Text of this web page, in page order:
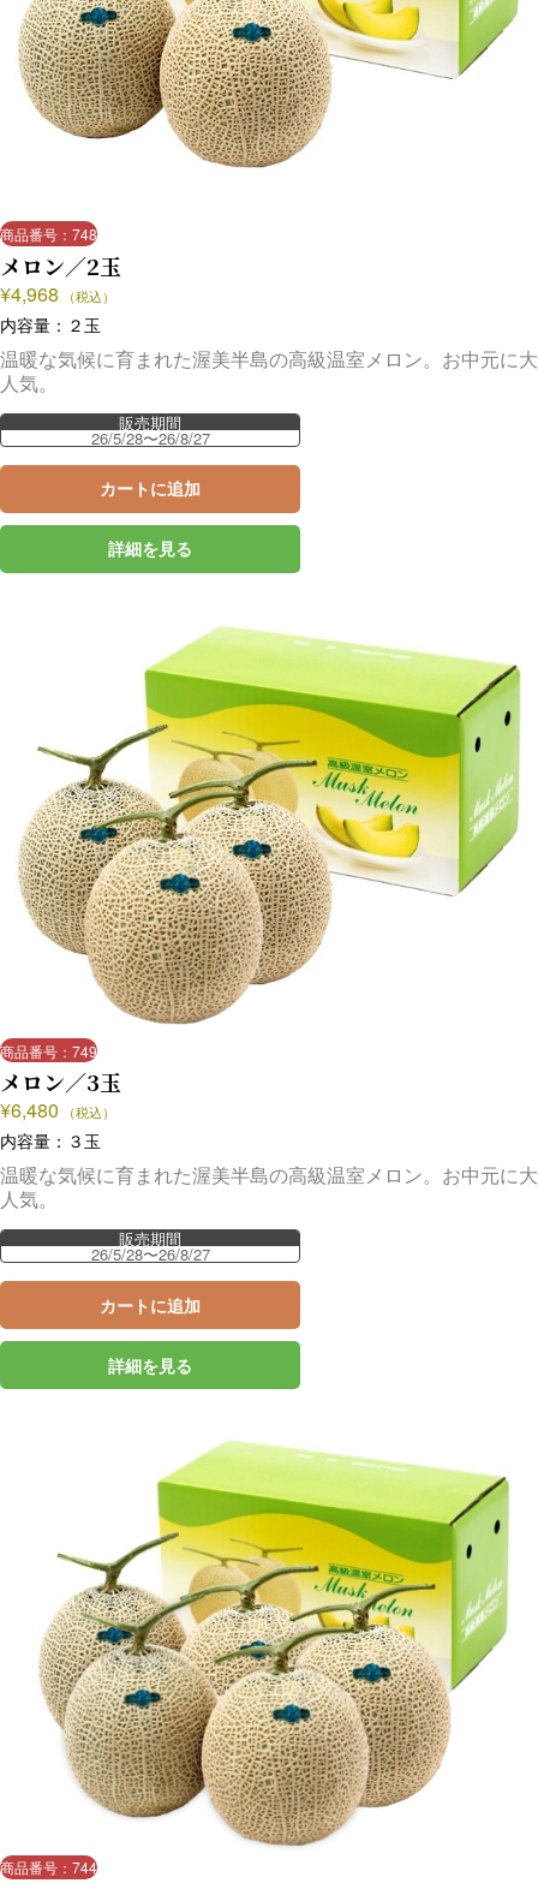
商品番号：748
メロン／2玉
¥4,968 （税込）
内容量：２玉
温暖な気候に育まれた渥美半島の高級温室メロン。お中元に大
人気。
販売期間
26/5/28〜26/8/27
カートに追加
詳細を見る
商品番号：749
メロン／3玉
¥6,480 （税込）
内容量：３玉
温暖な気候に育まれた渥美半島の高級温室メロン。お中元に大
人気。
販売期間
26/5/28〜26/8/27
カートに追加
詳細を見る
商品番号：744